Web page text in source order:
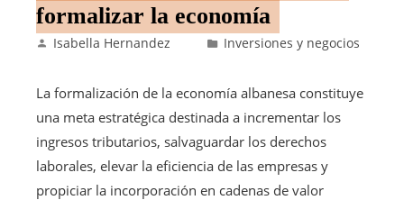
formalizar la economía
Isabella Hernandez Inversiones y negocios
La formalización de la economía albanesa constituye
una meta estratégica destinada a incrementar los
ingresos tributarios, salvaguardar los derechos
laborales, elevar la eficiencia de las empresas y
propiciar la incorporación en cadenas de valor